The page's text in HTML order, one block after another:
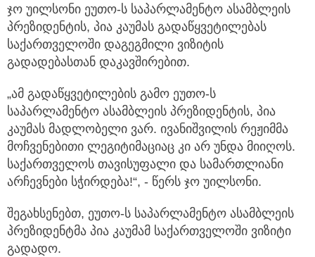
ჯო უილსონი ეუთო-ს საპარლამენტო ასამბლეის
პრეზიდენტის, პია კაუმას გადაწყვეტილებას
საქართველოში დაგეგმილი ვიზიტის
გადადებასთან დაკავშირებით.
„ამ გადაწყვეტილების გამო ეუთო-ს
საპარლამენტო ასამბლეის პრეზიდენტის, პია
კაუმას მადლობელი ვარ. ივანიშვილის რეჟიმმა
მოჩვენებითი ლეგიტიმაციაც კი არ უნდა მიიღოს.
საქართველოს თავისუფალი და სამართლიანი
არჩევნები სჭირდება!“, - წერს ჯო უილსონი.
შეგახსენებთ, ეუთო-ს საპარლამენტო ასამბლეის
პრეზიდენტმა პია კაუმამ საქართველოში ვიზიტი
გადადო.